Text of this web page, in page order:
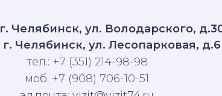
Челябинск, ул. Володарского,
г. Челябинск, ул. Лесопарковая, д.6
тел.: +7 (351) 214-98-98
моб. +7 (908) 706-10-51